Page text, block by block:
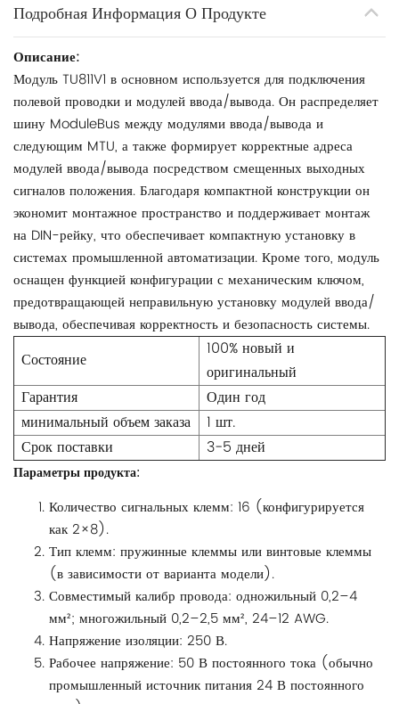
Подробная Информация О Продукте
Описание:
Модуль TU811V1 в основном используется для подключения
полевой проводки и модулей ввода/вывода. Он распределяет
шину ModuleBus между модулями ввода/вывода и
следующим MTU, а также формирует корректные адреса
модулей ввода/вывода посредством смещенных выходных
сигналов положения. Благодаря компактной конструкции он
экономит монтажное пространство и поддерживает монтаж
на DIN-рейку, что обеспечивает компактную установку в
системах промышленной автоматизации. Кроме того, модуль
оснащен функцией конфигурации с механическим ключом,
предотвращающей неправильную установку модулей ввода/
вывода, обеспечивая корректность и безопасность системы.
Состояние
100% новый и
оригинальный
Гарантия
Один год
минимальный объем заказа
1 шт.
Срок поставки
3-5 дней
Параметры продукта:
Количество сигнальных клемм: 16 (конфигурируется
как 2×8).
Тип клемм: пружинные клеммы или винтовые клеммы
(в зависимости от варианта модели).
Совместимый калибр провода: одножильный 0,2–4
мм²; многожильный 0,2–2,5 мм², 24–12 AWG.
Напряжение изоляции: 250 В.
Рабочее напряжение: 50 В постоянного тока (обычно
промышленный источник питания 24 В постоянного